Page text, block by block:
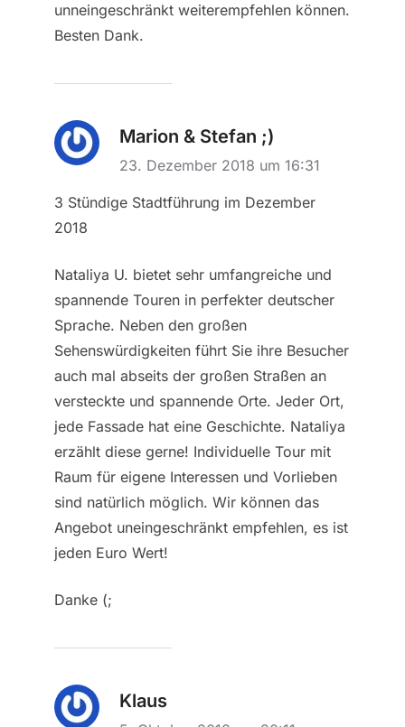
unneingeschränkt weiterempfehlen können.
Besten Dank.
Marion & Stefan ;)
23. Dezember 2018 um 16:31
3 Stündige Stadtführung im Dezember
2018
Nataliya U. bietet sehr umfangreiche und
spannende Touren in perfekter deutscher
Sprache. Neben den großen
Sehenswürdigkeiten führt Sie ihre Besucher
auch mal abseits der großen Straßen an
versteckte und spannende Orte. Jeder Ort,
jede Fassade hat eine Geschichte. Nataliya
erzählt diese gerne! Individuelle Tour mit
Raum für eigene Interessen und Vorlieben
sind natürlich möglich. Wir können das
Angebot uneingeschränkt empfehlen, es ist
jeden Euro Wert!
Danke (;
Klaus